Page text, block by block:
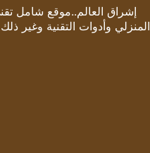
إشراق العالم..موقع شامل
المنزلي وأدوات التقنية وغير